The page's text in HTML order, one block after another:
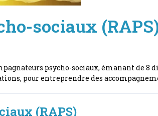
sociaux
psycho-sociaux, émanant de
pour entreprendre des
(RAPS)